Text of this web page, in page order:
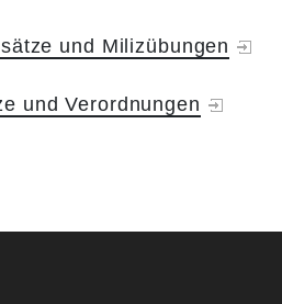
und Milizübungen
und Verordnungen